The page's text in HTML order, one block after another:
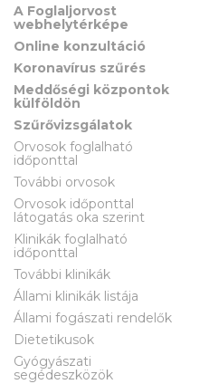
A Foglaljorvost
webhelytérképe
Online konzultáció
Koronavírus szűrés
Meddőségi központok
külföldön
Szűrővizsgálatok
Orvosok foglalható
időponttal
További orvosok
Orvosok időponttal
látogatás oka szerint
Klinikák foglalható
időponttal
További klinikák
Állami klinikák listája
Állami fogászati rendelők
Dietetikusok
Gyógyászati
segédeszközök